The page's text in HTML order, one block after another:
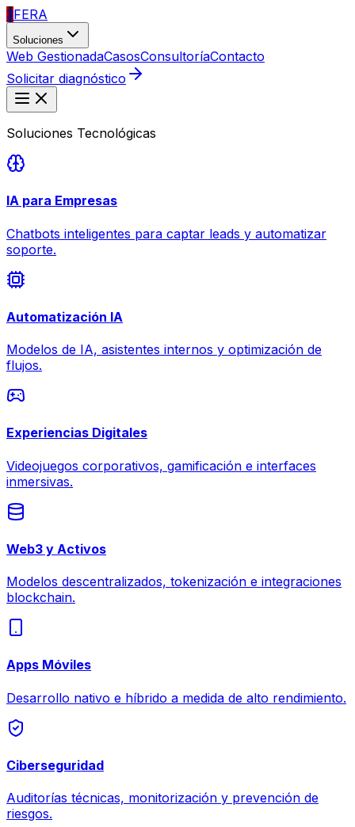
3FERA
Soluciones
Web GestionadaCasosConsultoríaContacto
Solicitar diagnóstico
Soluciones Tecnológicas
IA para Empresas
Chatbots inteligentes para captar leads y automatizar
soporte.
Automatización IA
Modelos de IA, asistentes internos y optimización de
flujos.
Experiencias Digitales
Videojuegos corporativos, gamificación e interfaces
inmersivas.
Web3 y Activos
Modelos descentralizados, tokenización e integraciones
blockchain.
Apps Móviles
Desarrollo nativo e híbrido a medida de alto rendimiento.
Ciberseguridad
Auditorías técnicas, monitorización y prevención de
riesgos.